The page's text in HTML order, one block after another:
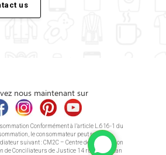
us
nous maintenant sur
Conformément à l’article L.616-1 du
le consommateur peut recourir
suivant : CM2C – Centre de la Médiation
de Conciliateurs de Justice 14 rue Saint Jean